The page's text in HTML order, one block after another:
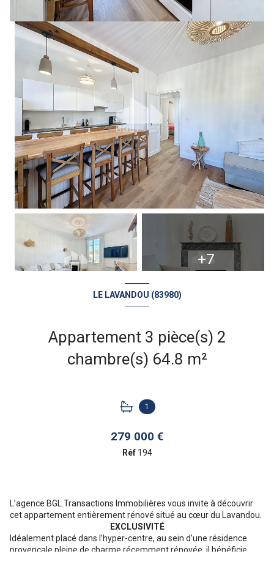
+7
LE LAVANDOU (83980)
Appartement 3 pièce(s) 2
chambre(s) 64.8 m²
1
279 000 €
Réf 194
L’agence BGL Transactions Immobilières vous invite à découvrir
cet appartement entièrement rénové situé au cœur du Lavandou.
EXCLUSIVITÉ
Idéalement placé dans l’hyper-centre, au sein d’une résidence
provençale pleine de charme récemment rénovée, il bénéficie